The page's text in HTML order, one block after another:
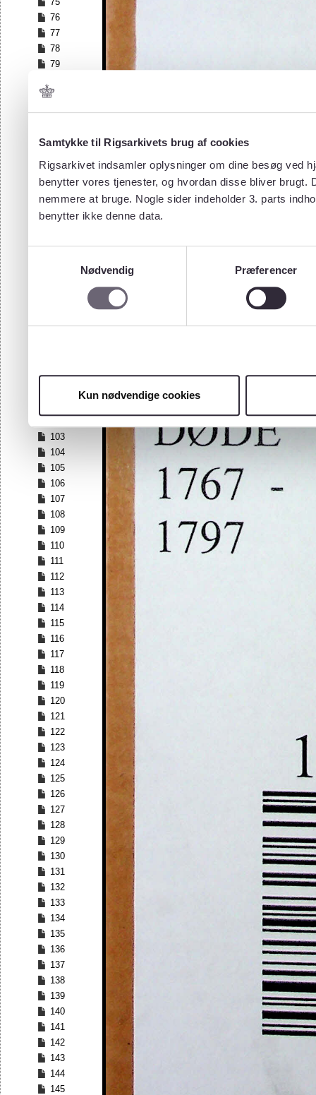
Samtykke til Rigsarkivets brug af cookies
Rigsarkivet indsamler oplysninger om dine besøg ved
benytter vores tjenester, og hvordan disse bliver
nemmere at bruge. Nogle sider indeholder 3. parts
benytter ikke denne data.
Nødvendig
Præferencer
Kun nødvendige cookies
76
77
78
79
81
82
84
86
87
88
89
96
99
103
104
105
106
107
108
109
110
111
112
113
114
115
116
117
118
119
120
121
122
123
124
125
126
127
128
129
130
131
132
133
134
135
136
137
138
139
140
141
142
143
144
145